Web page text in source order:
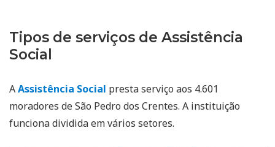
Tipos de serviços de Assistência
Social
AAssistência Social presta serviço aos 4.601
moradores de São Pedro dos Crentes. A instituição
funciona dividida em vários setores.